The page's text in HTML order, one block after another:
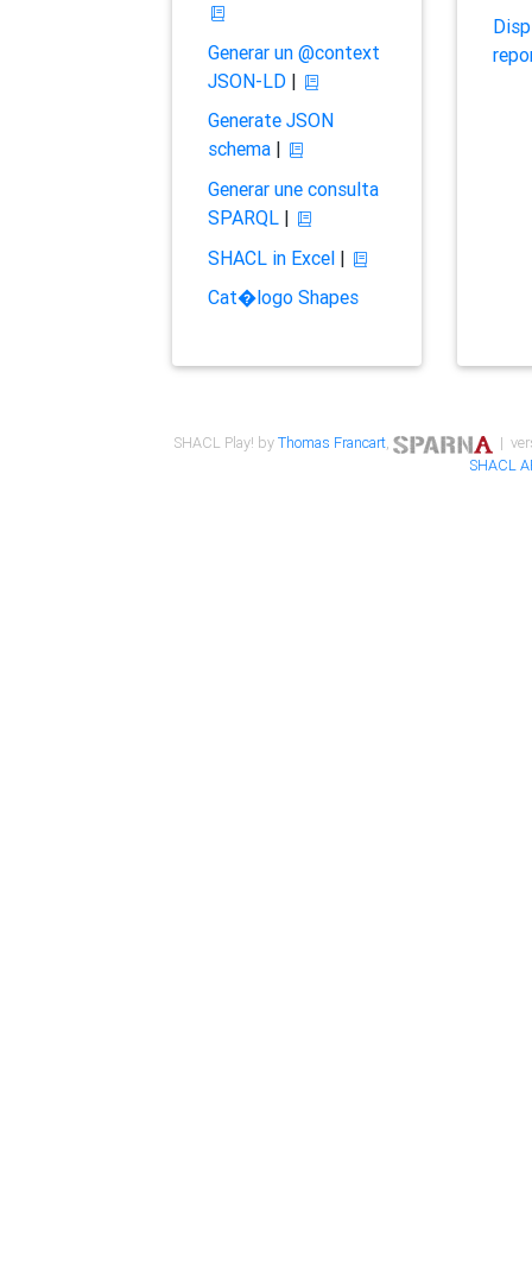
Generar un @context
JSON-LD|
Generate JSON
schema|
Generar une consulta
SPARQL|
SHACL in Excel|
Cat�logo Shapes
SHACL Play! byThomas Francart,
|
SHACL